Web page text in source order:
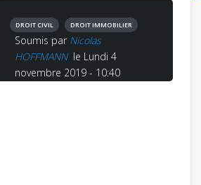
DROIT CIVIL DROIT IMMOBILIER
Soumis par Nicolas
HOFFMANN le Lundi 4
novembre 2019 - 10:40